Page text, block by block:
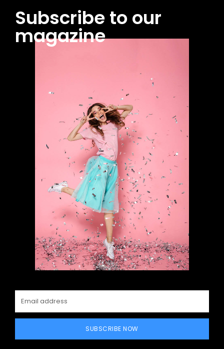
Subscribe to our
magazine
SUBSCRIBE NOW